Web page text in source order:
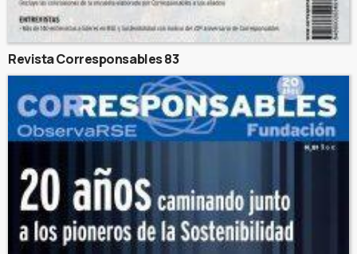
Revista Corresponsables 83